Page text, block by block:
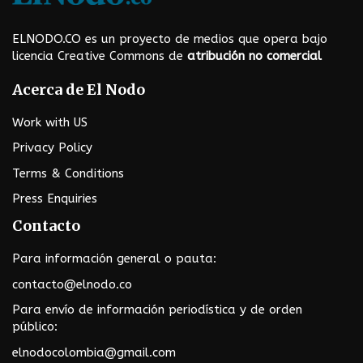
t
m
e
n
u
ELNODO.CO es un proyecto de medios que opera bajo
licencia Creative Commons de atribución no comercial
Acerca de El Nodo
Work with US
Privacy Policy
Terms & Conditions
Press Enquiries
Contacto
Para información general o pauta:
contacto@elnodo.co
Para envío de información periodística y de orden
público:
elnodocolombia@gmail.com